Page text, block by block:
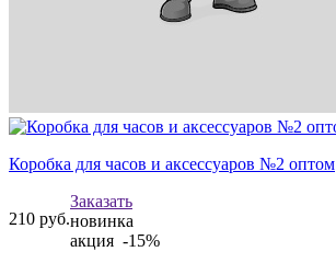
Коробка для часов и аксессуаров №2 оптом
210 руб.
Заказать
новинка
акция -15%